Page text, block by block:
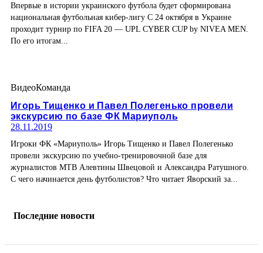
Впервые в истории украинского футбола будет сформирована
национальная футбольная кибер-лигу С 24 октября в Украине
проходит турнир по FIFA 20 — UPL CYBER CUP by NIVEA MEN.
По его итогам...
ВидеоКоманда
Игорь Тищенко и Павел Полегенько провели
экскурсию по базе ФК Мариуполь
28.11.2019
Игроки ФК «Мариуполь» Игорь Тищенко и Павел Полегенько
провели экскурсию по учебно-тренировочной базе для
журналистов МТВ Алевтины Швецовой и Александра Ратушного.
С чего начинается день футболистов? Что читает Яворский за...
Последние новости